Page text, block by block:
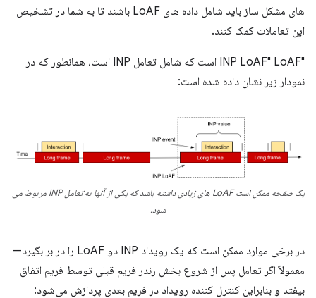
های مشکل ساز باید شامل داده های LoAF باشند تا به شما در تشخیص
این تعاملات کمک کنند.
"INP LoAF" LoAF است که شامل تعامل INP است، همانطور که در
نمودار زیر نشان داده شده است:
یک صفحه ممکن است LoAF های زیادی داشته باشد که یکی از آنها به تعامل INP مربوط می
شود.
در برخی موارد ممکن است که یک رویداد INP دو LoAF را در بر بگیرد—
معمولاً اگر تعامل پس از شروع بخش رندر فریم قبلی توسط فریم اتفاق
بیفتد و بنابراین کنترل کننده رویداد در فریم بعدی پردازش می‌شود: